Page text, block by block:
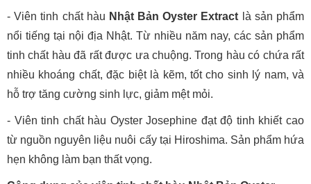
- Viên tinh chất hàu Nhật Bản Oyster Extract là sản phẩm
nổi tiếng tại nội địa Nhật. Từ nhiều năm nay, các sản phẩm
tinh chất hàu đã rất được ưa chuộng. Trong hàu có chứa rất
nhiều khoáng chất, đặc biệt là kẽm, tốt cho sinh lý nam, và
hỗ trợ tăng cường sinh lực, giảm mệt mỏi.
- Viên tinh chất hàu Oyster Josephine đạt độ tinh khiết cao
từ nguồn nguyên liệu nuôi cấy tại Hiroshima. Sản phẩm hứa
hẹn không làm bạn thất vọng.